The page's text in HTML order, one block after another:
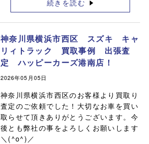
続きを読む
神奈川県横浜市西区 スズキ キャ
リィトラック 買取事例 出張査
定 ハッピーカーズ港南店！
2026年05月05日
神奈川県横浜市西区のお客様より買取り
査定のご依頼でした！大切なお車を買い
取らせて頂きありがとうございます。今
後とも弊社の事をよろしくお願いします
＼(^o^)／